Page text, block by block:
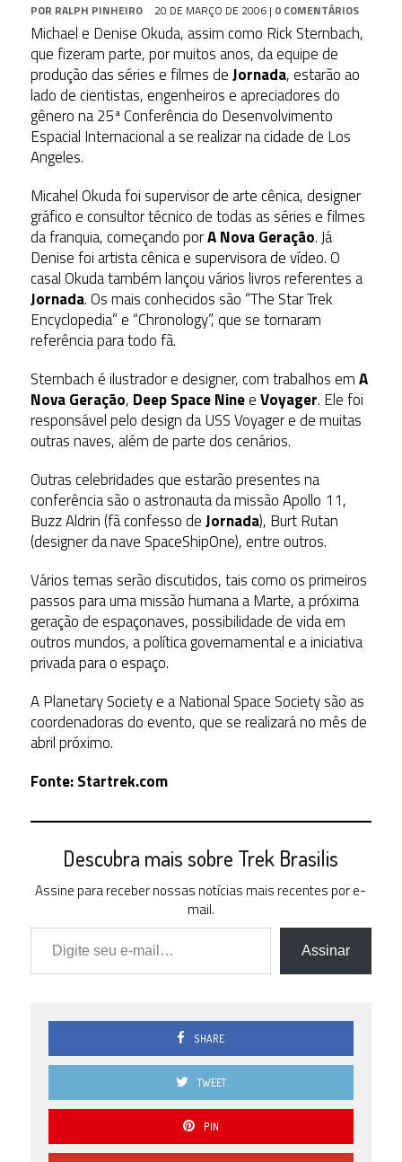
POR RALPH PINHEIRO 20 DE MARÇO DE 2006| 0 COMENTÁRIOS
Michael e Denise Okuda, assim como Rick Sternbach,
que fizeram parte, por muitos anos, da equipe de
produção das séries e filmes deJornada, estarão ao
lado de cientistas, engenheiros e apreciadores do
gênero na 25ª Conferência do Desenvolvimento
Espacial Internacional a se realizar na cidade de Los
Angeles.
Micahel Okuda foi supervisor de arte cênica, designer
gráfico e consultor técnico de todas as séries e filmes
da franquia, começando porA Nova Geração. Já
Denise foi artista cênica e supervisora de vídeo. O
casal Okuda também lançou vários livros referentes a
Jornada. Os mais conhecidos são “The Star Trek
Encyclopedia” e “Chronology”, que se tornaram
referência para todo fã.
Sternbach é ilustrador e designer, com trabalhos emA
Nova Geração, Deep Space NineeVoyager. Ele foi
responsável pelo design da USS Voyager e de muitas
outras naves, além de parte dos cenários.
Outras celebridades que estarão presentes na
conferência são o astronauta da missão Apollo 11,
Buzz Aldrin (fã confesso deJornada), Burt Rutan
(designer da nave SpaceShipOne), entre outros.
Vários temas serão discutidos, tais como os primeiros
passos para uma missão humana a Marte, a próxima
geração de espaçonaves, possibilidade de vida em
outros mundos, a política governamental e a iniciativa
privada para o espaço.
A Planetary Society e a National Space Society são as
coordenadoras do evento, que se realizará no mês de
abril próximo.
Fonte: Startrek.com
Descubra mais sobre Trek Brasilis
Assine para receber nossas notícias mais recentes por e-
mail.
Digite seu e-mail…
Assinar
SHARE
TWEET
PIN